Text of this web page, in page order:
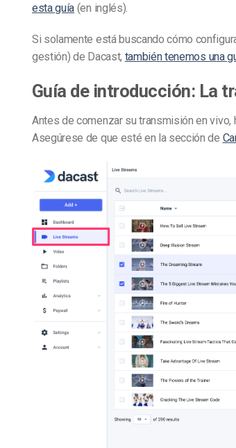
esta guía (en inglés).
Si solamente está buscando cómo
gestión) de Dacast, también tenemos una
Guía de introducción: La
Antes de comenzar su transmisión en vivo,
Asegúrese de que esté en la sección de